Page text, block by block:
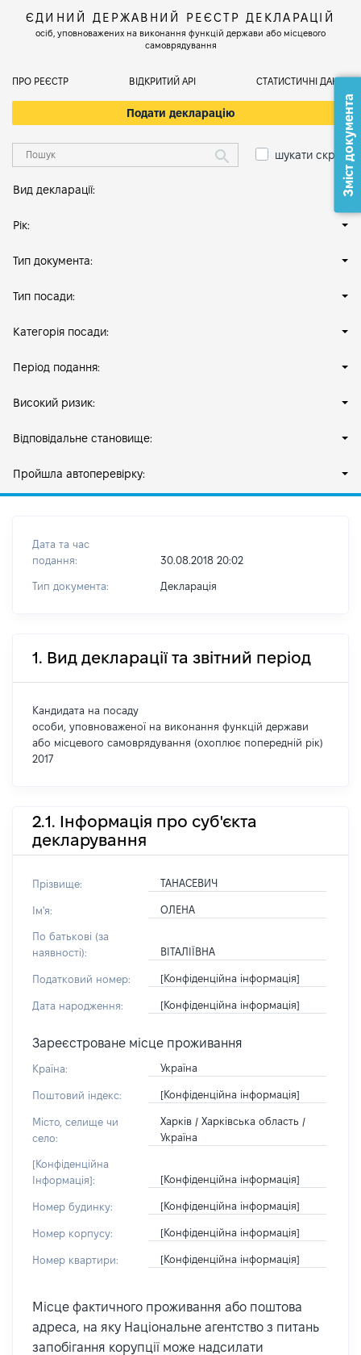
ЄДИНИЙ ДЕРЖАВНИЙ РЕЄСТР ДЕКЛАРАЦІЙ
осіб, уповноважених на виконання функцій держави або місцевого
самоврядування
ПРО РЕЄСТР ВІДКРИТИЙ АРІ СТАТИСТИЧНІ ДАНІ
Подати декларацію
шукати скрізь
Вид декларації:
Рік:
Тип документа:
Тип посади:
Категорія посади:
Період подання:
Високий ризик:
Відповідальне становище:
Пройшла автоперевірку:
Дата та час
подання:
30.08.2018 20:02
Тип документа: Декларація
1. Вид декларації та звітний період
Кандидата на посаду
особи, уповноваженої на виконання функцій держави
або місцевого самоврядування (охоплює попередній рік)
2017
2.1. Інформація про суб'єкта
декларування
Прізвище: ТАНАСЕВИЧ
Ім'я: ОЛЕНА
По батькові (за
наявності):
ВІТАЛІЇВНА
Податковий номер: [Конфіденційна інформація]
Дата народження: [Конфіденційна інформація]
Зареєстроване місце проживання
Країна: Україна
Поштовий індекс: [Конфіденційна інформація]
Місто, селище чи
село:
Харків / Харківська область /
Україна
[Конфіденційна
Інформація]:
[Конфіденційна інформація]
Номер будинку: [Конфіденційна інформація]
Номер корпусу: [Конфіденційна інформація]
Номер квартири: [Конфіденційна інформація]
Місце фактичного проживання або поштова
адреса, на яку Національне агентство з питань
запобігання корупції може надсилати
Зміст документа